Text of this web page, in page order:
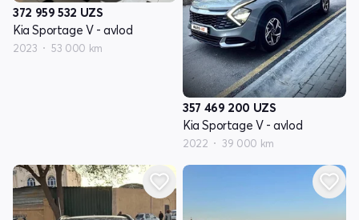
372 959 532 UZS
Kia Sportage V - avlod
2023 53 000 km
357 469 200 UZS
Kia Sportage V - avlod
2022 39 000 km